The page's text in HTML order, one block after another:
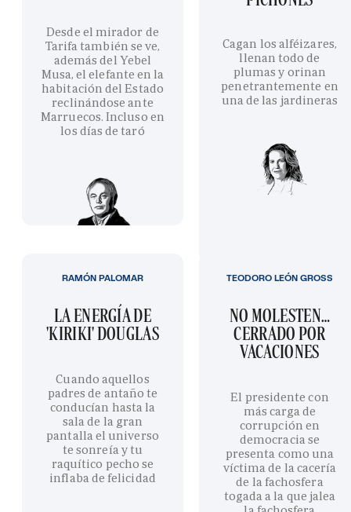
Desde el mirador de
Tarifa también se ve,
además del Yebel
Musa, el elefante en la
habitación del Estado
reclinándose ante
Marruecos. Incluso en
los días de taró
Cagan los alféizares,
llenan todo de
plumas y orinan
penetrantemente en
una de las jardineras
LA ENERGÍA DE
'KIRIKI' DOUGLAS
Cuando aquellos
padres de antaño te
conducían hasta la
sala de la gran
pantalla el universo
te sonreía y tu
raquítico pecho se
inflaba de felicidad
RAMÓN PALOMAR
NO MOLESTEN…
CERRADO POR
VACACIONES
El presidente con
más carga de
corrupción en
democracia se
presenta como una
víctima de la cacería
de la fachosfera
togada a la que jalea
TEODORO LEÓN GROSS